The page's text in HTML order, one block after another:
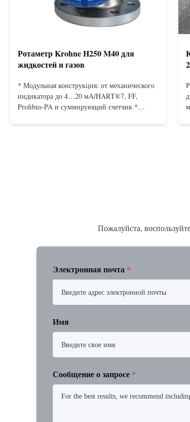
Ротаметр Krohne H250 M40 для
жидкостей и газов
* Модульная конструкция: от механического
индикатора до 4…20 мА/HART®7, FF,
Profibus-PA и суммирующий счетчик *
Пожалуйста,
Электронная почта *
Имя
Сообщение о запросе *